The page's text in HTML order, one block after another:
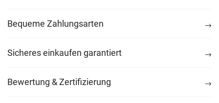
Bequeme Zahlungsarten
Sicheres einkaufen garantiert
Bewertung & Zertifizierung